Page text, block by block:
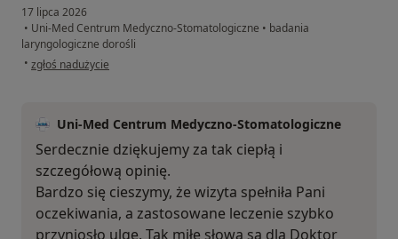
17 lipca 2026
• Uni-Med Centrum Medyczno-Stomatologiczne • badania
laryngologiczne dorośli
• w opinii użytkownika Patrycja
zgłoś nadużycie
Uni-Med Centrum Medyczno-Stomatologiczne
Serdecznie dziękujemy za tak ciepłą i
szczegółową opinię.
Bardzo się cieszymy, że wizyta spełniła Pani
oczekiwania, a zastosowane leczenie szybko
przyniosło ulgę. Tak miłe słowa są dla Doktor